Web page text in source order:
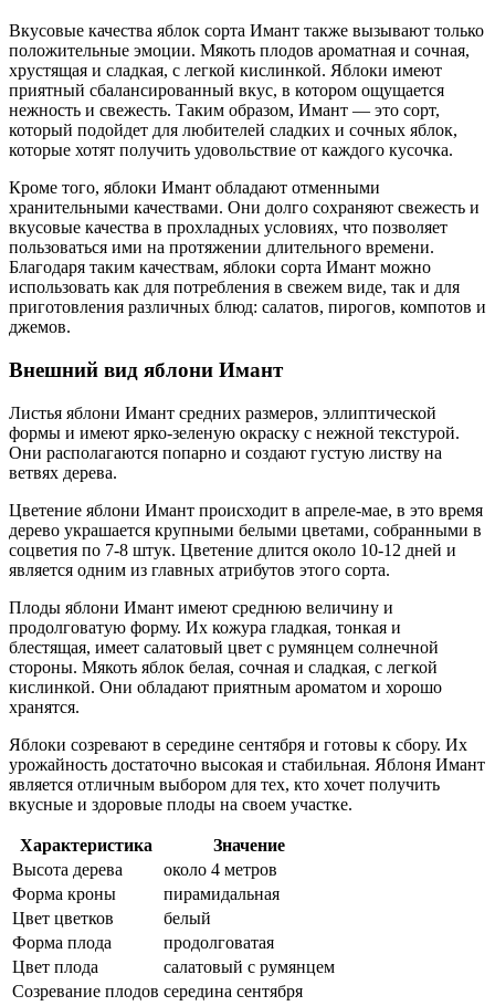
Вкусовые качества яблок сорта Имант также вызывают только
положительные эмоции. Мякоть плодов ароматная и сочная,
хрустящая и сладкая, с легкой кислинкой. Яблоки имеют
приятный сбалансированный вкус, в котором ощущается
нежность и свежесть. Таким образом, Имант — это сорт,
который подойдет для любителей сладких и сочных яблок,
которые хотят получить удовольствие от каждого кусочка.
Кроме того, яблоки Имант обладают отменными
хранительными качествами. Они долго сохраняют свежесть и
вкусовые качества в прохладных условиях, что позволяет
пользоваться ими на протяжении длительного времени.
Благодаря таким качествам, яблоки сорта Имант можно
использовать как для потребления в свежем виде, так и для
приготовления различных блюд: салатов, пирогов, компотов и
джемов.
Внешний вид яблони Имант
Листья яблони Имант средних размеров, эллиптической
формы и имеют ярко-зеленую окраску с нежной текстурой.
Они располагаются попарно и создают густую листву на
ветвях дерева.
Цветение яблони Имант происходит в апреле-мае, в это время
дерево украшается крупными белыми цветами, собранными в
соцветия по 7-8 штук. Цветение длится около 10-12 дней и
является одним из главных атрибутов этого сорта.
Плоды яблони Имант имеют среднюю величину и
продолговатую форму. Их кожура гладкая, тонкая и
блестящая, имеет салатовый цвет с румянцем солнечной
стороны. Мякоть яблок белая, сочная и сладкая, с легкой
кислинкой. Они обладают приятным ароматом и хорошо
хранятся.
Яблоки созревают в середине сентября и готовы к сбору. Их
урожайность достаточно высокая и стабильная. Яблоня Имант
является отличным выбором для тех, кто хочет получить
вкусные и здоровые плоды на своем участке.
Характеристика
Значение
Высота дерева
около 4 метров
Форма кроны
пирамидальная
Цвет цветков
белый
Форма плода
продолговатая
Цвет плода
салатовый с румянцем
Созревание плодов середина сентября